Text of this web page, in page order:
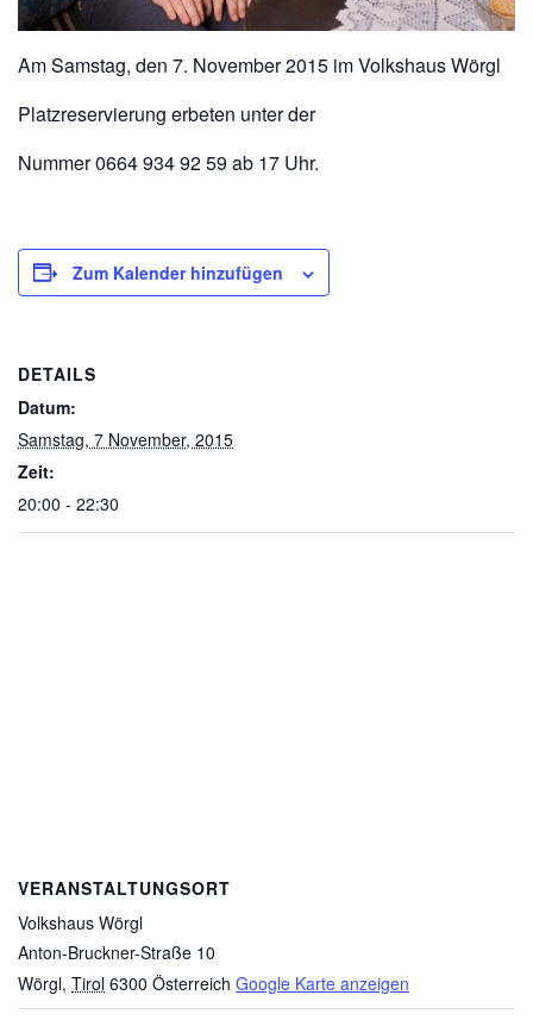
Am Samstag, den 7. November 2015 im Volkshaus Wörgl
Platzreservierung erbeten unter der
Nummer 0664 934 92 59 ab 17 Uhr.
Zum Kalender hinzufügen
DETAILS
Datum:
Samstag, 7 November, 2015
Zeit:
20:00 - 22:30
VERANSTALTUNGSORT
Volkshaus Wörgl
Anton-Bruckner-Straße 10
Wörgl, Tirol 6300 Österreich Google Karte anzeigen